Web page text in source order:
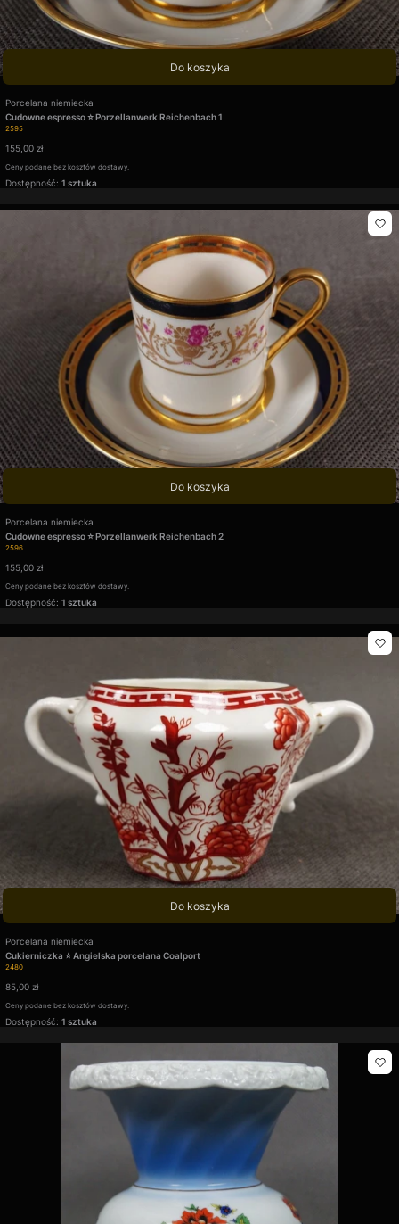
Do koszyka
Kod produktu
2595
Cudowne espresso ⭐ Porzellanwerk Reichenbach 1
Producent
Porcelana niemiecka
Cena
155,00 zł
Ceny podane bez kosztów dostawy.
Dostępność: 1 sztuka
Do koszyka
Kod produktu
2596
Cudowne espresso ⭐ Porzellanwerk Reichenbach 2
Producent
Porcelana niemiecka
Cena
155,00 zł
Ceny podane bez kosztów dostawy.
Dostępność: 1 sztuka
Do koszyka
Kod produktu
2480
Cukierniczka ⭐ Angielska porcelana Coalport
Producent
Porcelana niemiecka
Cena
85,00 zł
Ceny podane bez kosztów dostawy.
Dostępność: 1 sztuka